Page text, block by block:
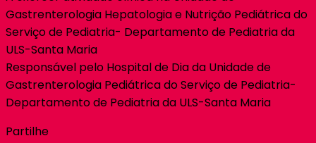
Gastrenterologia Hepatologia e Nutrição Pediátrica do
Serviço de Pediatria- Departamento de Pediatria da
ULS-Santa Maria
Responsável pelo Hospital de Dia da Unidade de
Gastrenterologia Pediátrica do Serviço de Pediatria-
Departamento de Pediatria da ULS-Santa Maria
Partilhe